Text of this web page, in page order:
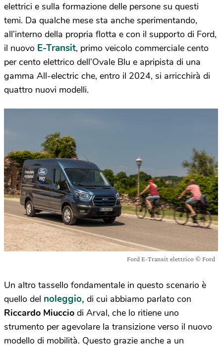
elettrici e sulla formazione delle persone su questi
temi. Da qualche mese sta anche sperimentando,
all’interno della propria flotta e con il supporto di Ford,
il nuovo E-Transit, primo veicolo commerciale cento
per cento elettrico dell’Ovale Blu e apripista di una
gamma All-electric che, entro il 2024, si arricchirà di
quattro nuovi modelli.
Ford E-Transit elettrico © Ford
Un altro tassello fondamentale in questo scenario è
quello del noleggio, di cui abbiamo parlato con
Riccardo Miuccio di Arval, che lo ritiene uno
strumento per agevolare la transizione verso il nuovo
modello di mobilità. Questo grazie anche a un